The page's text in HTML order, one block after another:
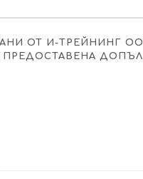
ОТ И-ТРЕЙНИНГ
ПРЕДОСТАВЕНА